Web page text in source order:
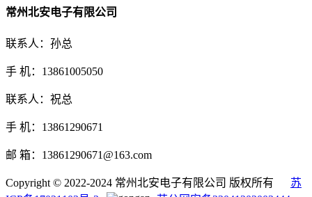
常州北安电子有限公司
联系人：孙总
手 机：13861005050
联系人：祝总
手 机：13861290671
邮 箱：13861290671@163.com
Copyright © 2022-2024 常州北安电子有限公司 版权所有 苏